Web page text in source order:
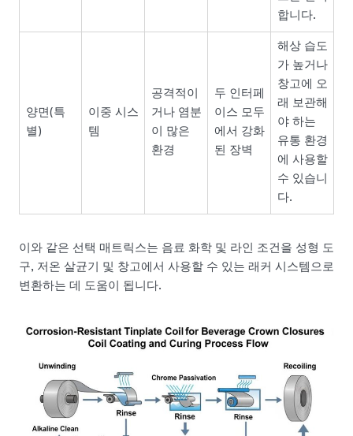
합니다.
양면(특
별)
이중 시스
템
공격적이
거나 염분
이 많은
환경
두 인터페
이스 모두
에서 강화
된 장벽
해상 습도
가 높거나
창고에 오
래 보관해
야 하는
유통 환경
에 사용할
수 있습니
다.
이와 같은 선택 매트릭스는 음료 화학 및 라인 조건을 성형 도
구, 저온 살균기 및 창고에서 사용할 수 있는 래커 시스템으로
변환하는 데 도움이 됩니다.